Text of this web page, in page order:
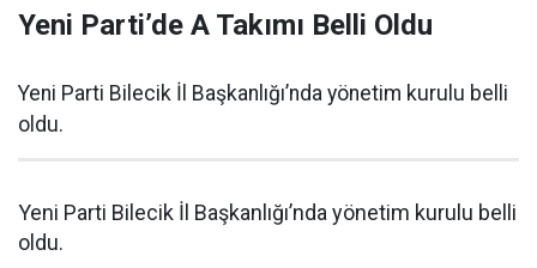
Yeni Parti’de A Takımı Belli Oldu
Yeni Parti Bilecik İl Başkanlığı’nda yönetim kurulu belli
oldu.
Yeni Parti Bilecik İl Başkanlığı’nda yönetim kurulu belli
oldu.